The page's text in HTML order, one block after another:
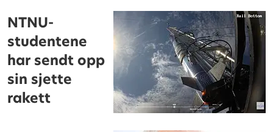
NTNU-
studentene
har sendt opp
sin sjette
rakett